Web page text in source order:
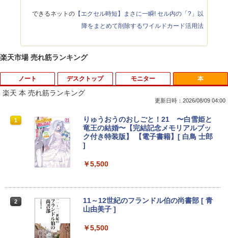
できるネットの【エクセル時短】まさに一瞬! セル内の「?」以
降をまとめて削除するワイルドカード活用法
楽天市場 売れ筋ランキング
ノート
1
【期間限定 ポイント10倍】Lenovo Idea
Pad D330 10.1型 2-in-1 タブレットPC／
着脱式キーボード（intel 第九世代Celero
n N4000/4GB/64GB eMMC/HD IPS液晶
（最大128GB）/Windows 11 Pro／Dolb
￥13,800
【マラソンP5倍/10%オフクーポン】中古
デスクトップ モニター 本
楽天 本 売れ筋ランキング
更新日時：2026/08/09 04:00
1
りゅうおうのおしごと！21 〜白雪姫と
竜王の結婚〜【完結記念メモリアルブッ
ク付き特装版】 【電子書籍】[ 白鳥 士郎
]
￥5,500
2
11～12世紀のフランドル伯の尚書部 [ 青
山由美子 ]
￥5,500